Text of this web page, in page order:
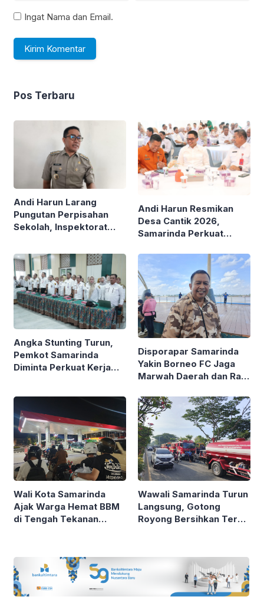
Ingat Nama dan Email.
Pos Terbaru
Andi Harun Larang
Pungutan Perpisahan
Sekolah, Inspektorat
Andi Harun Resmikan
Desa Cantik 2026,
Samarinda Perkuat
Data
Angka Stunting Turun,
Pemkot Samarinda
Diminta Perkuat Kerja
Disporapar Samarinda
Yakin Borneo FC Jaga
Marwah Daerah dan Raih
Wali Kota Samarinda
Ajak Warga Hemat BBM
di Tengah Tekanan
Wawali Samarinda Turun
Langsung, Gotong
Royong Bersihkan Teras